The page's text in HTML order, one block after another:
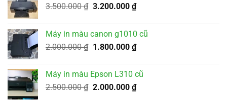
3.500.000₫ Giá
3.500.000 ₫.
3.200.000 ₫Giá
là:
3.200.000 ₫.
Máy in màu canon g1010 cũ
2.000.000₫ Giá
2.000.000 ₫.
1.800.000 ₫Giá
là:
1.800.000 ₫.
Máy in màu Epson L310 cũ
2.500.000₫ Giá
2.000.000 ₫Giá